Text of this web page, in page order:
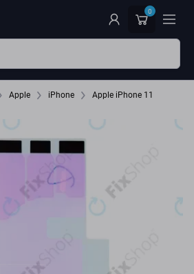
0
Apple iPhone Apple iPhone 11